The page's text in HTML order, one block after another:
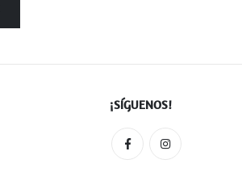
¡SÍGUENOS!